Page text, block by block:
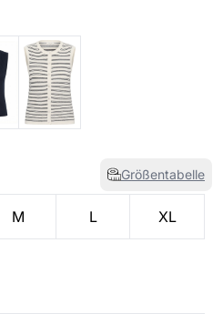
Größentabelle
M L XL